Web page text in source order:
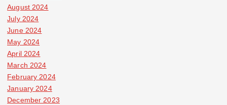
August 2024
July 2024
June 2024
May 2024
April 2024
March 2024
February 2024
January 2024
December 2023